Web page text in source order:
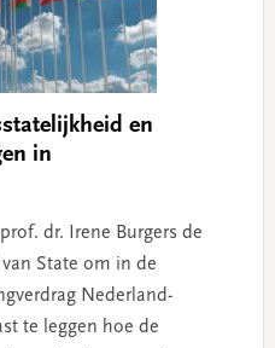
en
in
dr. Irene Burgers de
State om in de
Nederland-
te leggen hoe de